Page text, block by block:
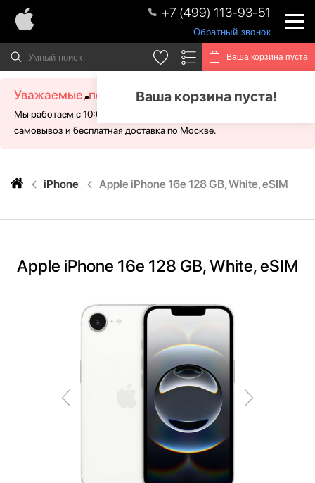
+7 (499) 113-93-51
Обратный звонок
Ваша корзина пуста
Ваша корзина пуста!
Уважаемые, посетители!
Мы работаем с 10:00 - 21:00 без выходных. Для Вас доступен
самовывоз и бесплатная доставка по Москве.
iPhone Apple iPhone 16e 128 GB, White, eSIM
Apple iPhone 16e 128 GB, White, eSIM